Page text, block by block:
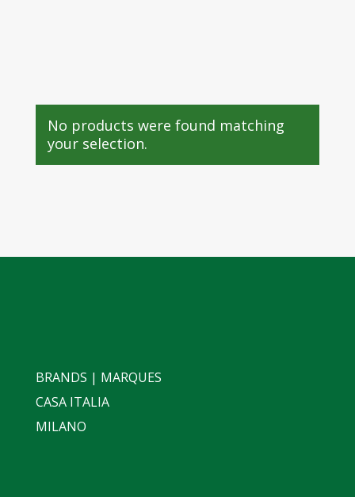
No products were found matching
your selection.
BRANDS | MARQUES
CASA ITALIA
MILANO